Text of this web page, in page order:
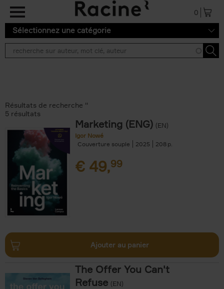
Aller au contenu principal
0
Sélectionnez une catégorie
Résultats de recherche ''
5 résultats
Marketing (ENG) (EN)
Igor Nowé
Couverture souple
2025 208
€ 49,99
Ajouter au panier
The Offer You Can't
Refuse (EN)